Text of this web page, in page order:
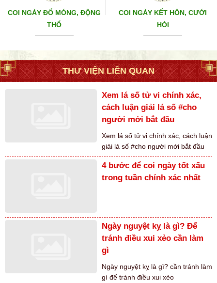
COI NGÀY ĐỔ MÓNG, ĐỘNG
THỔ
COI NGÀY KẾT HÔN, CƯỚI
HỎI
THƯ VIỆN LIÊN QUAN
Xem lá số tử vi chính xác,
cách luận giải lá số #cho
người mới bắt đầu
Xem lá số tử vi chính xác, cách luận
giải lá số #cho người mới bắt đầu
4 bước để coi ngày tốt xấu
trong tuần chính xác nhất
Ngày nguyệt kỵ là gì? Để
tránh điều xui xẻo cần làm
gì
Ngày nguyệt kỵ là gì? cần tránh làm
gì để tránh điều xui xẻo